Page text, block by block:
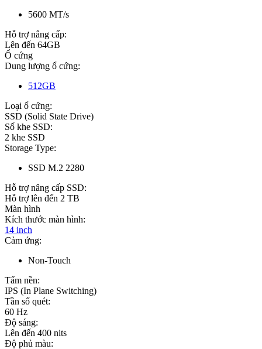
5600 MT/s
Hỗ trợ nâng cấp:
Lên đến 64GB
Ổ cứng
Dung lượng ổ cứng:
512GB
Loại ổ cứng:
SSD (Solid State Drive)
Số khe SSD:
2 khe SSD
Storage Type:
SSD M.2 2280
Hỗ trợ nâng cấp SSD:
Hỗ trợ lên đến 2 TB
Màn hình
Kích thước màn hình:
14 inch
Cảm ứng:
Non-Touch
Tấm nền:
IPS (In Plane Switching)
Tần số quét:
60 Hz
Độ sáng:
Lên đến 400 nits
Độ phủ màu: